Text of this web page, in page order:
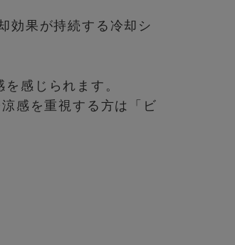
効果が持続する冷却シ
感じられます。
感を重視する方は「ビ